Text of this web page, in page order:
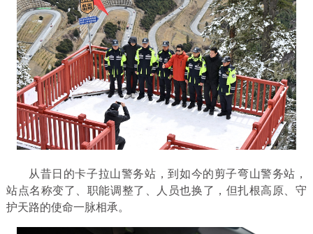
从昔日的卡子拉山警务站，到如今的剪子弯山警务站，
站点名称变了、职能调整了、人员也换了，但扎根高原、守
护天路的使命一脉相承。